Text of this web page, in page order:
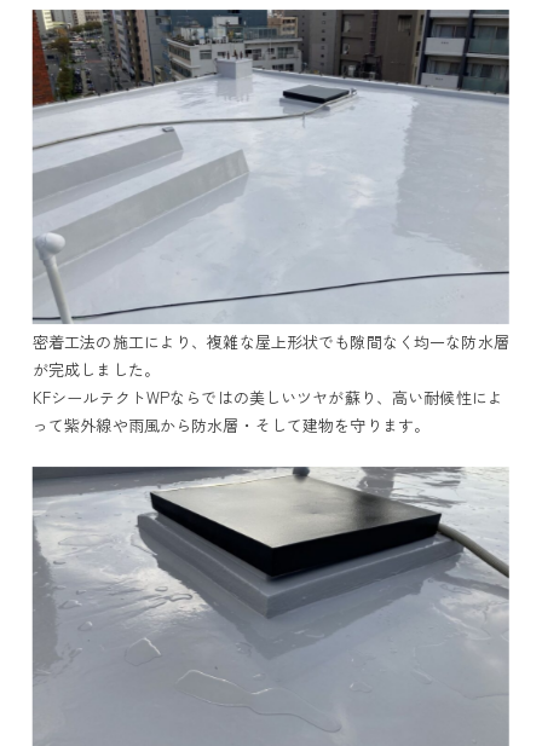
密着工法の施工により、複雑な屋上形状でも隙間なく均一な防水層
が完成しました。
KFシールテクトWPならではの美しいツヤが蘇り、高い耐候性によ
って紫外線や雨風から防水層・そして建物を守ります。